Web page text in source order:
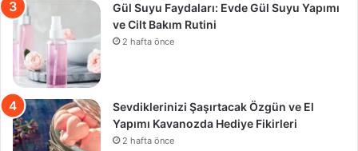
Gül Suyu Faydaları: Evde Gül Suyu Yapımı
ve Cilt Bakım Rutini
2 hafta önce
Sevdiklerinizi Şaşırtacak Özgün ve El
Yapımı Kavanozda Hediye Fikirleri
2 hafta önce